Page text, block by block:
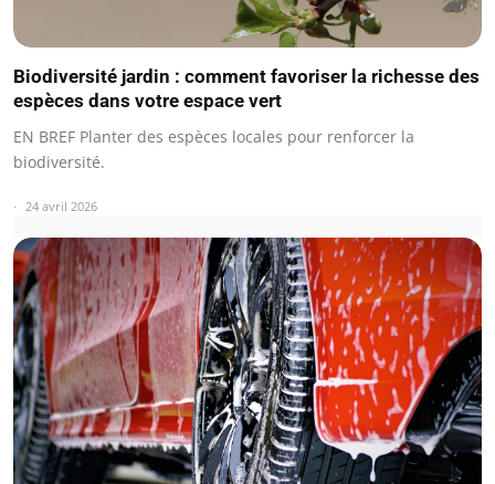
Biodiversité jardin : comment favoriser la richesse des
espèces dans votre espace vert
EN BREF Planter des espèces locales pour renforcer la
biodiversité.
24 avril 2026